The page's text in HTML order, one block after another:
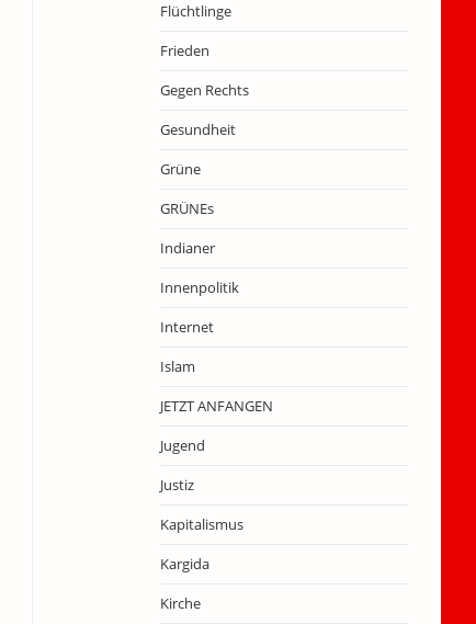
Flüchtlinge
Frieden
Gegen Rechts
Gesundheit
Grüne
GRÜNEs
Indianer
Innenpolitik
Internet
Islam
JETZT ANFANGEN
Jugend
Justiz
Kapitalismus
Kargida
Kirche